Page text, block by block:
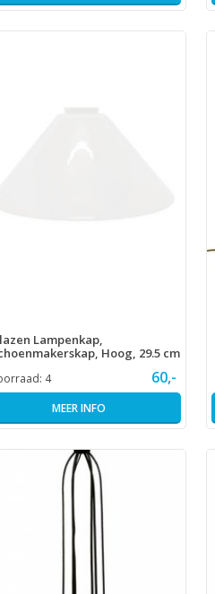
Lampenkap,
Hoog, 29.5 cm
4 60,-
MEER INFO